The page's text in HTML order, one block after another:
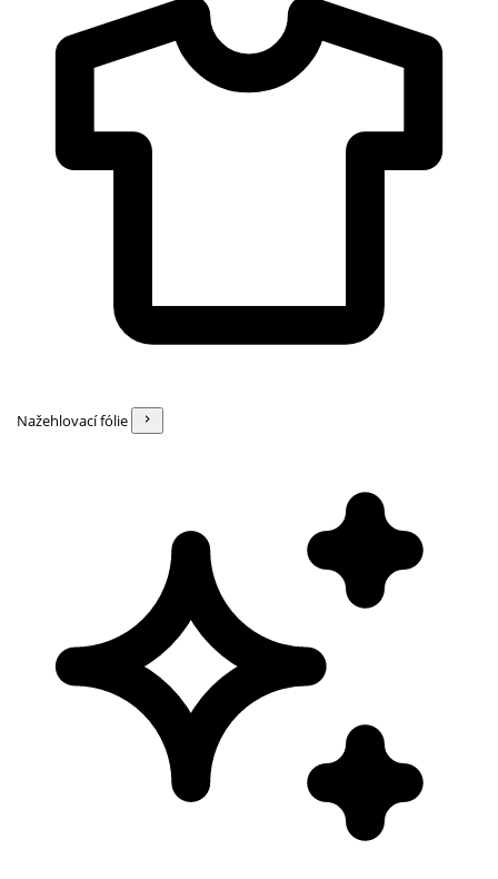
Nažehlovací fólie